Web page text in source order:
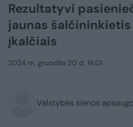
Rezultatyvi
jaunas
įkalčiais
2024 m. gruodžio 20 d. 14:01
Valstybės sienos